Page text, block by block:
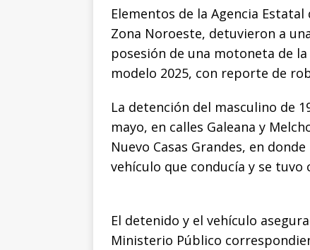
b
o
o
k
r A
p
p
Li
n
k
ar
ti
r
Elementos de la Agencia
Zona Noroeste, detuvieron a
posesión de una motoneta de
modelo 2025, con reporte de
La detención del masculino de
mayo, en calles Galeana y
Nuevo Casas Grandes, en
vehículo que conducía y se
El detenido y el vehículo
Ministerio Público